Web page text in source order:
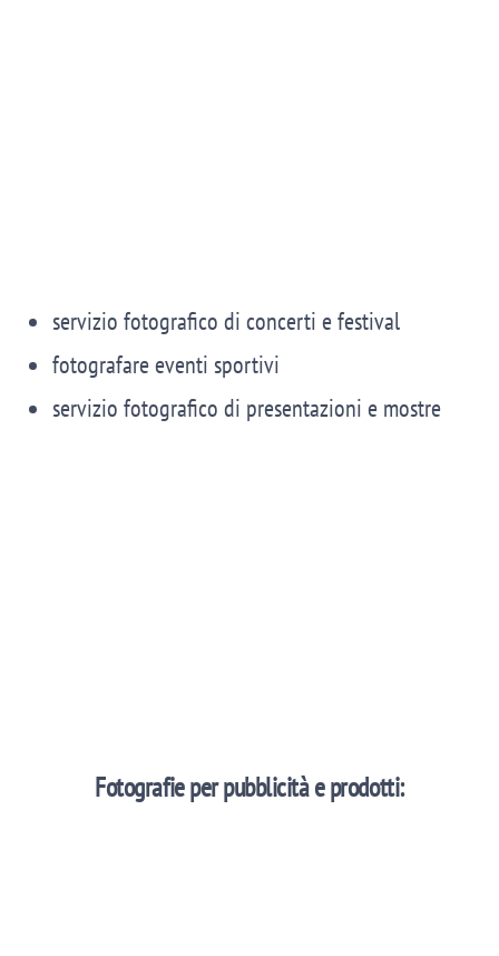
servizio fotografico di concerti e festival
fotografare eventi sportivi
servizio fotografico di presentazioni e mostre
Fotografie per pubblicità e prodotti: